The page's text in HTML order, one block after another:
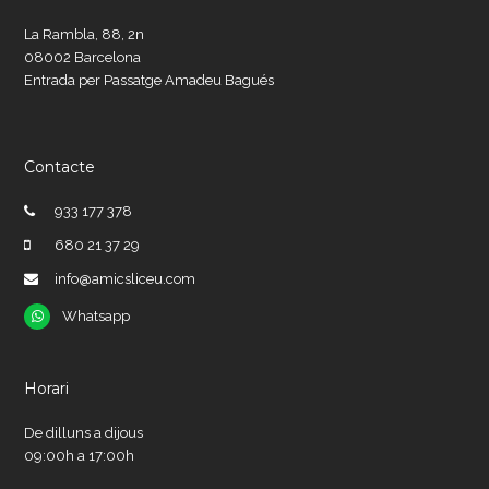
La Rambla, 88, 2n
08002 Barcelona
Entrada per Passatge Amadeu Bagués
Contacte
933 177 378
680 21 37 29
info@amicsliceu.com
Whatsapp
Whatsapp
Horari
De dilluns a dijous
09:00h a 17:00h